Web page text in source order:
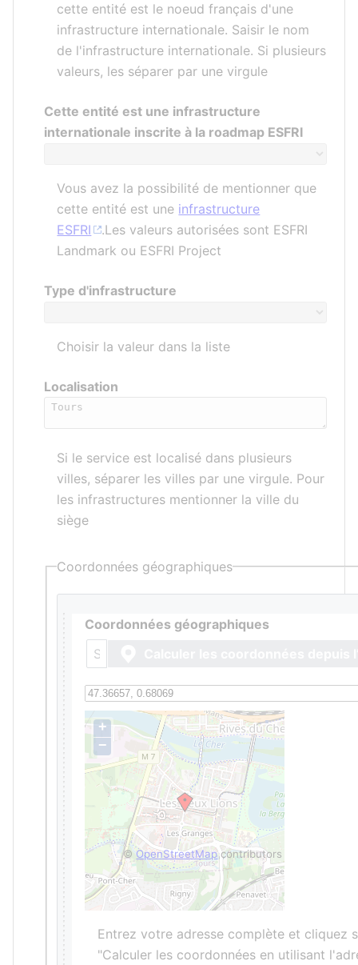
cette entité est le noeud français d'une
infrastructure internationale. Saisir le nom
de l'infrastructure internationale. Si plusieurs
valeurs, les séparer par une virgule
Cette entité est une infrastructure
internationale inscrite à la roadmap ESFRI
Vous avez la possibilité de mentionner que
cette entité est une infrastructure
ESFRI
.Les valeurs autorisées sont ESFRI
Landmark ou ESFRI Project
Type d'infrastructure
Choisir la valeur dans la liste
Localisation
Si le service est localisé dans plusieurs
villes, séparer les villes par une virgule. Pour
les infrastructures mentionner la ville du
siège
Coordonnées géographiques
Coordonnées géographiques
+
−
©OpenStreetMapcontributors
Entrez votre adresse complète et cliquez
"Calculer les coordonnées en utilisant